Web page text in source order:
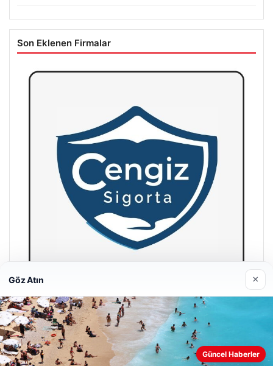
Son Eklenen Firmalar
Hastaş Beton
26/05/2026
Web sitemizi nasıl kullandığınızı daha iyi anlayabilmek,
Göz Atın ×
Güncel Haberler